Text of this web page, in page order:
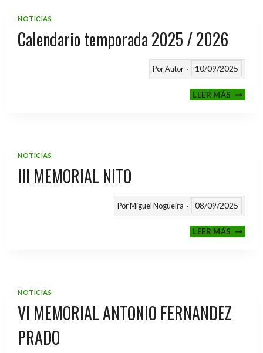
NOTICIAS
Calendario temporada 2025 / 2026
PorAutor 10/09/2025
LEER MÁS
NOTICIAS
III MEMORIAL NITO
PorMiguel Nogueira 08/09/2025
LEER MÁSIII
NOTICIAS
VI MEMORIAL ANTONIO FERNANDEZ
PRADO